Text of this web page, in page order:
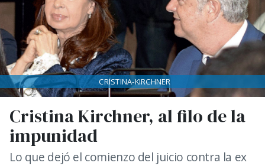
Cristina Kirchner, al filo de la
impunidad
Lo que dejó el comienzo del juicio contra la ex
CRISTINA-KIRCHNER